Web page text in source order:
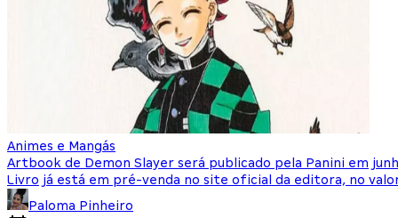
Animes e Mangás
Artbook de Demon Slayer será publicado pela Panini em
Livro já está em pré-venda no site oficial da editora, no
Paloma Pinheiro